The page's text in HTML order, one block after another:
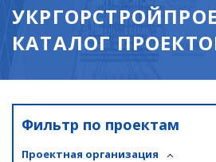
КАТАЛОГ
Фильтр по проектам
Проектная организация